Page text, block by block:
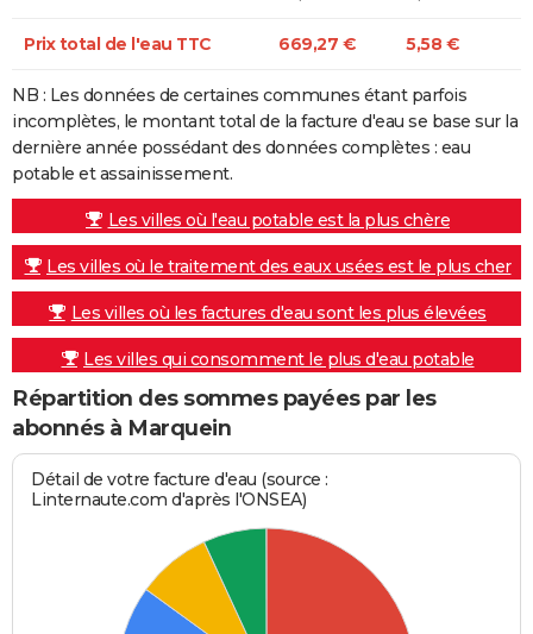
Prix total de l'eau TTC 669,27 € 5,58 €
NB : Les données de certaines communes étant parfois
incomplètes, le montant total de la facture d'eau se base sur la
dernière année possédant des données complètes : eau
potable et assainissement.
Les villes où l'eau potable est la plus chère
Les villes où le traitement des eaux usées est le plus cher
Les villes où les factures d'eau sont les plus élevées
Les villes qui consomment le plus d'eau potable
Répartition des sommes payées par les
abonnés à Marquein
Détail de votre facture d'eau (source :
Linternaute.com d'après l'ONSEA)